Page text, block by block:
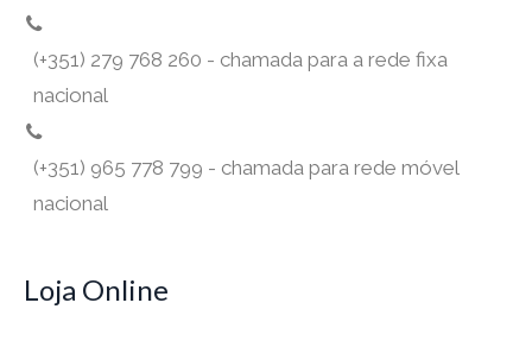
(+351) 279 768 260 - chamada para a rede fixa
nacional
(+351) 965 778 799 - chamada para rede móvel
nacional
Loja Online